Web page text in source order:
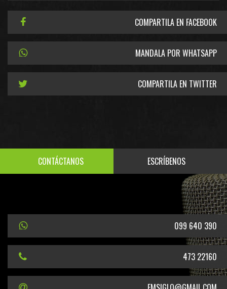
COMPARTILA EN FACEBOOK
MANDALA POR WHATSAPP
COMPARTILA EN TWITTER
CONTÁCTANOS ESCRÍBENOS
099 640 390
473 22160